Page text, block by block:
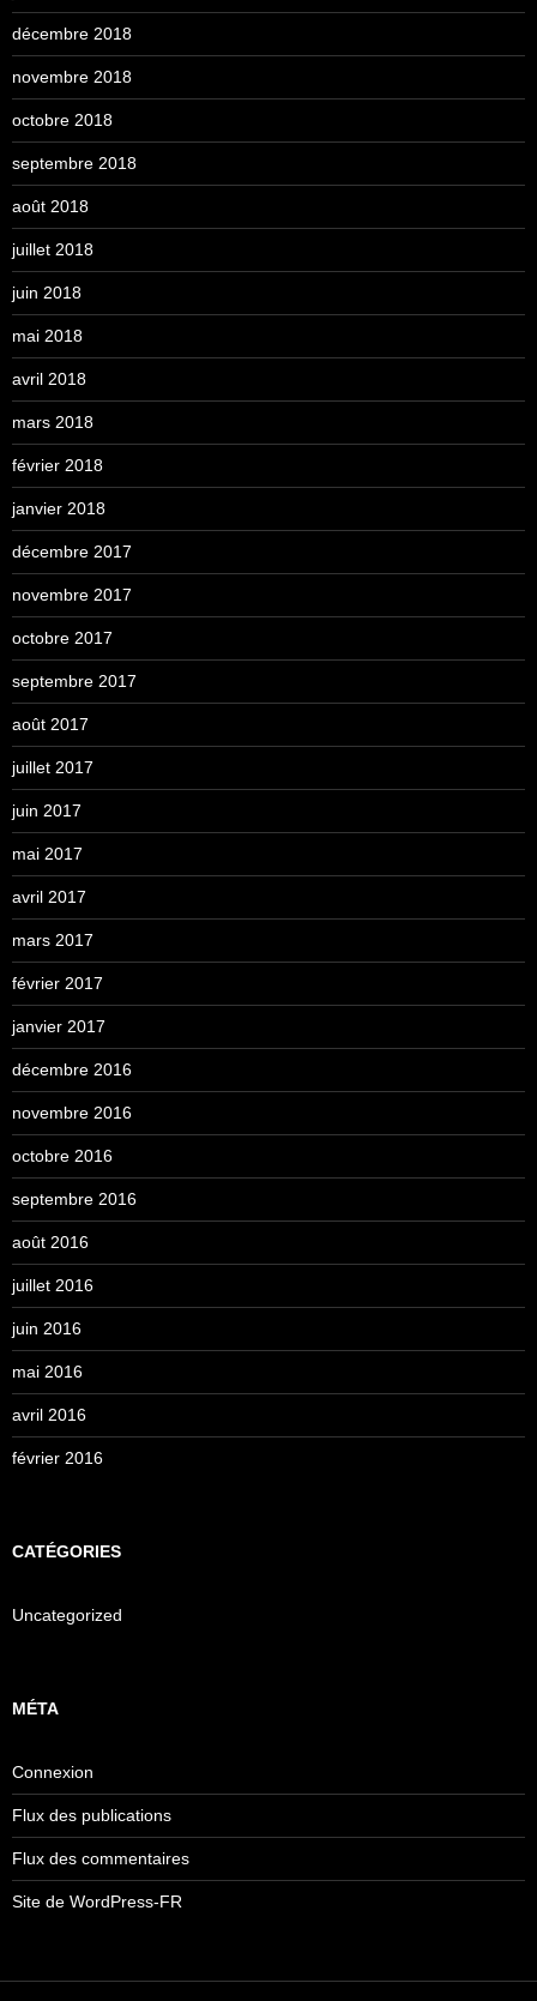
décembre 2018
novembre 2018
octobre 2018
septembre 2018
août 2018
juillet 2018
juin 2018
mai 2018
avril 2018
mars 2018
février 2018
janvier 2018
décembre 2017
novembre 2017
octobre 2017
septembre 2017
août 2017
juillet 2017
juin 2017
mai 2017
avril 2017
mars 2017
février 2017
janvier 2017
décembre 2016
novembre 2016
octobre 2016
septembre 2016
août 2016
juillet 2016
juin 2016
mai 2016
avril 2016
février 2016
CATÉGORIES
Uncategorized
MÉTA
Connexion
Flux des publications
Flux des commentaires
Site de WordPress-FR